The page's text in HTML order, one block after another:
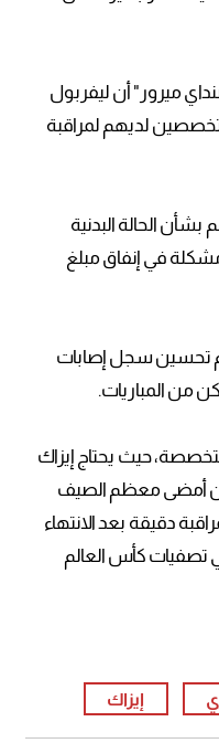
ميرور" أن ليفربول
لديهم لمراقبة
بشأن الحالة البدنية
مشكلة في إنفاق مبلغ
تحسين سجل إصابات
من المباريات.
حيث يحتاج إيزاك
أن أمضى معظم الصيف
دقيقة بعد الانتهاء
كأس العالم
إيزاك